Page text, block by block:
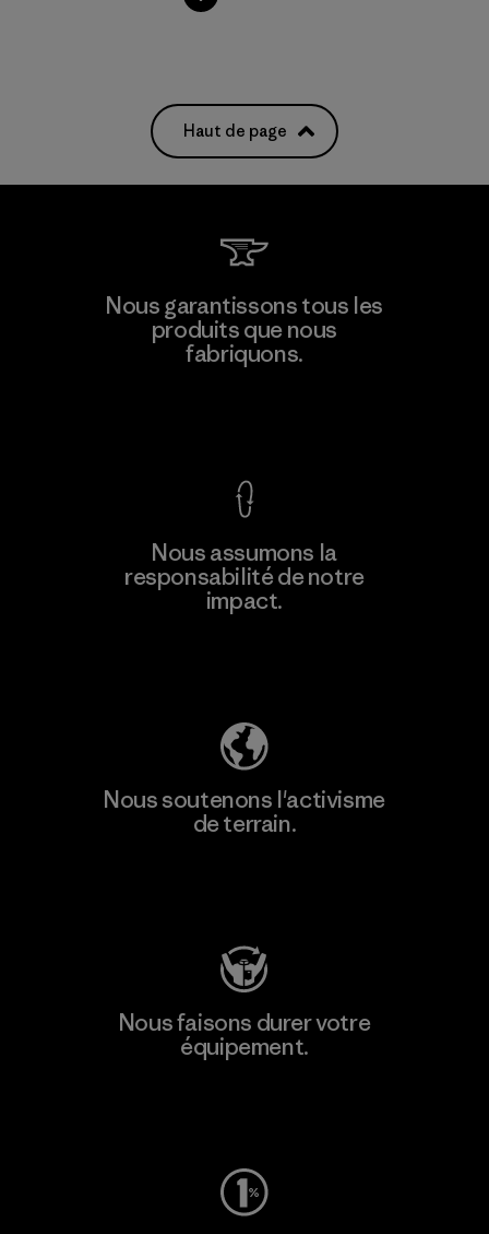
Haut de page
Nous garantissons tous les
produits que nous
fabriquons.
Nous assumons la
responsabilité de notre
impact.
Nous soutenons l'activisme
de terrain.
Nous faisons durer votre
équipement.